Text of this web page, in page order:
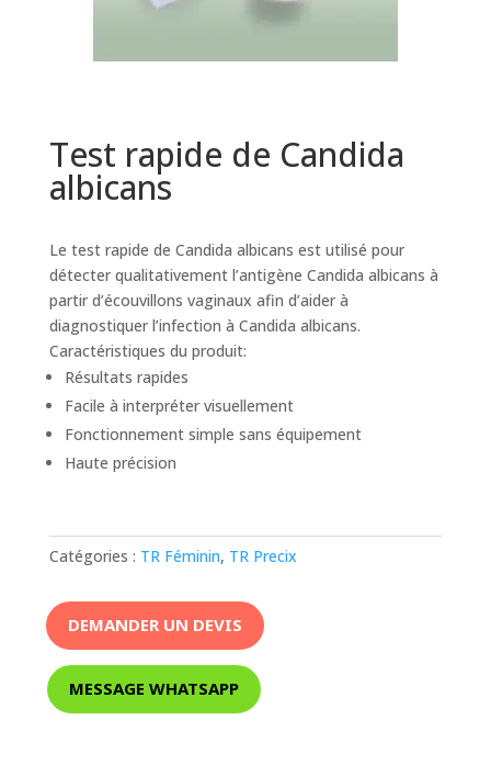
Test rapide de Candida
albicans
Le test rapide de Candida albicans est utilisé pour
détecter qualitativement l’antigène Candida albicans à
partir d’écouvillons vaginaux afin d’aider à
diagnostiquer l’infection à Candida albicans.
Caractéristiques du produit:
Résultats rapides
Facile à interpréter visuellement
Fonctionnement simple sans équipement
Haute précision
Catégories : TR Féminin, TR Precix
DEMANDER UN DEVIS
MESSAGE WHATSAPP